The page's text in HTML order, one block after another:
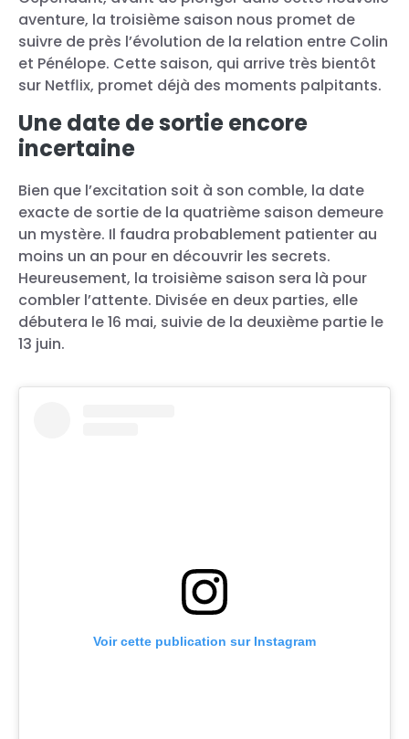
aventure, la troisième saison nous promet de
suivre de près l’évolution de la relation entre Colin
et Pénélope. Cette saison, qui arrive très bientôt
sur Netflix, promet déjà des moments palpitants.
Une date de sortie encore
incertaine
Bien que l’excitation soit à son comble, la date
exacte de sortie de la quatrième saison demeure
un mystère. Il faudra probablement patienter au
moins un an pour en découvrir les secrets.
Heureusement, la troisième saison sera là pour
combler l’attente. Divisée en deux parties, elle
débutera le 16 mai, suivie de la deuxième partie le
13 juin.
Voir cette publication sur Instagram